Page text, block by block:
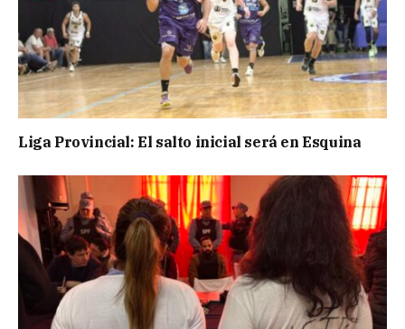
Liga Provincial: El salto inicial será en Esquina